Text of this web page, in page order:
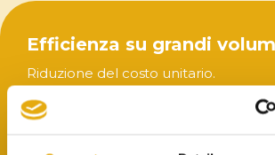
Efficienza su grandi
Riduzione del costo unitario.
Semplificazione del